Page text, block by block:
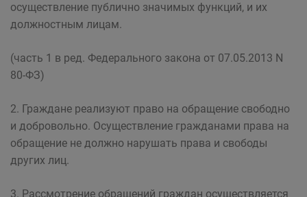
осуществление публично значимых функций, и их
должностным лицам.
(часть 1 в ред. Федерального закона от 07.05.2013 N
80-ФЗ)
2. Граждане реализуют право на обращение свободно
и добровольно. Осуществление гражданами права на
обращение не должно нарушать права и свободы
других лиц.
3. Рассмотрение обращений граждан осуществляется